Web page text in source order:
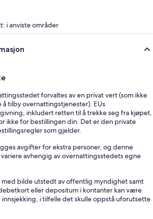
i anviste områder
forvaltes av en privat vert (som ikke
å tilby overnattingstjenester). EUs
inkludert retten til å trekke seg fra kjøpet,
ikke for bestillingen din. Det er den private
som gjelder.
avgifter for ekstra personer, og denne
avhengig av overnattingsstedets egne
med bilde utstedt av offentlig myndighet samt
eller depositum i kontanter kan være
i tilfelle det skulle oppstå uforutsette